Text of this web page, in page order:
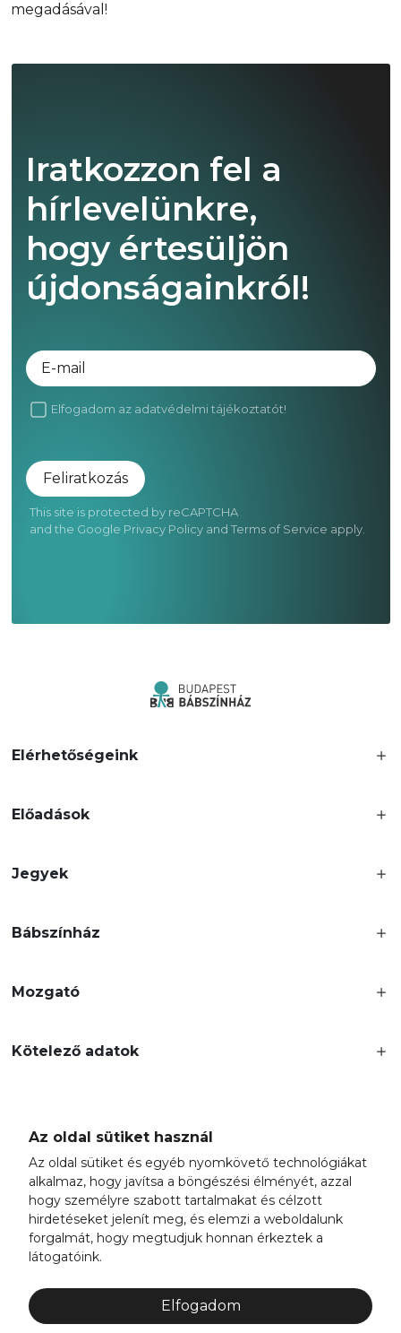
Az oldal sütiket használ
Az oldal sütiket és egyéb nyomkövető technológiákat
alkalmaz, hogy javítsa a böngészési élményét, azzal
hogy személyre szabott tartalmakat és célzott
hirdetéseket jelenít meg, és elemzi a weboldalunk
forgalmát, hogy megtudjuk honnan érkeztek a
látogatóink.
Elfogadom
megadásával!
Iratkozzon fel a
hírlevelünkre,
hogy értesüljön
újdonságainkról!
E-mail
Elfogadom az adatvédelmi tájékoztatót!
Feliratkozás
This site is protected by reCAPTCHA
and the Google Privacy Policyand Terms of Service apply.
Elérhetőségeink
Előadások
Jegyek
Bábszínház
Mozgató
Kötelező adatok
A Budapest Bábszínház Nonprofit Kft.
Budapest Főváros Önkormányzata fenntartásában,
a Kulturális és Innovációs Minisztériummal közös működtetésben működik.
2026 © Budapest Bábszínház Nonprofit Kft. | Minden jog fenntartva!
Beszerzés